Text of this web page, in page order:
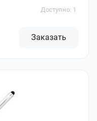
Доступно: 1
Заказать